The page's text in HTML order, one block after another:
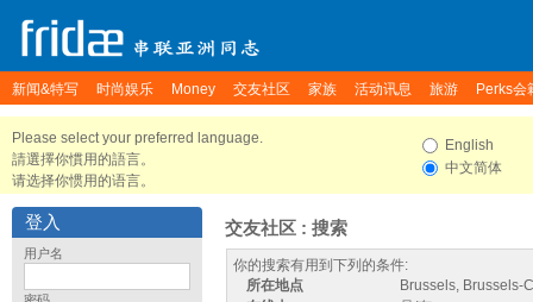
新闻&特写 时尚娱乐 Money 交友社区 家族 活动讯息 旅游 Perks会
Please select your preferred language.
請選擇你慣用的語言。
请选择你惯用的语言。
English
中文简体
登入
用户名
交友社区 : 搜索
你的搜索有用到下列的条件:
所在地点
Brussels, Brussels-